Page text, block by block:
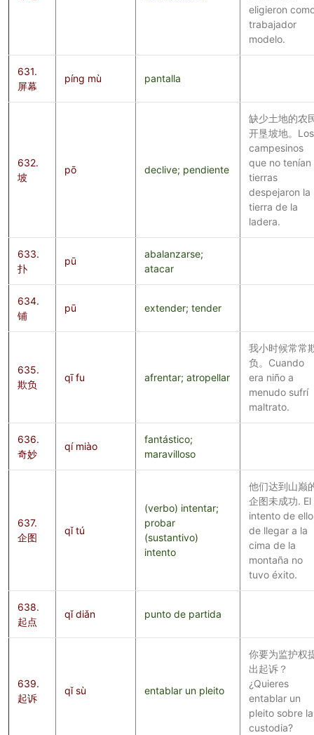
eligieron
trabajador
modelo.
631.
屏幕
píng mù pantalla
632.
坡
pō declive; pendiente
缺少土地的农
开垦坡地。Los
campesinos
que no tenían
tierras
despejaron la
tierra de la
ladera.
633.
扑
pū
abalanzarse;
atacar
634.
铺
pū extender; tender
635.
欺负
qī fu afrentar; atropellar
我小时候常常
负。Cuando
era niño a
menudo sufrí
maltrato.
636.
奇妙
qí miào
fantástico;
maravilloso
637.
企图
qǐ tú
(verbo) intentar;
probar
(sustantivo)
intento
他们达到山巅
企图未成功. El
intento de
de llegar a la
cima de la
montaña no
tuvo éxito.
638.
起点
qǐ diǎn punto de partida
639.
起诉
qǐ sù entablar un pleito
你要为监护权
出起诉？
¿Quieres
entablar un
pleito sobre la
custodia?